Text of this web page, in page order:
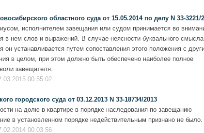
областного суда от 15.05.2014 по делу N 33-3221/
исполнителем завещания или судом принимается во
нем слов и выражений. В случае неясности буквального смысла
он устанавливается путем сопоставления этого положения с
в целом, при этом должно быть обеспечено наиболее полное
завещателя.
00:55:02
городского суда от 03.12.2013 N 33-18734/2013
на долю в квартире в порядке наследования по завещанию
в установленном порядке недействительным признано не было.
00:03:56